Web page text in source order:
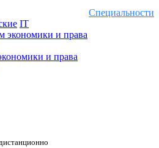
Специальности
IT
и права